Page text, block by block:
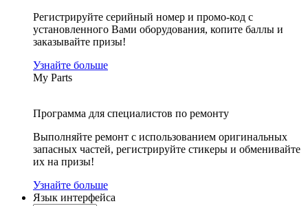
Регистрируйте серийный номер и промо-код с
установленного Вами оборудования, копите баллы и
заказывайте призы!
Узнайте больше
My Parts
Программа для специалистов по ремонту
Выполняйте ремонт с использованием оригинальных
запасных частей, регистрируйте стикеры и обменивайте
их на призы!
Узнайте больше
Язык интерфейса